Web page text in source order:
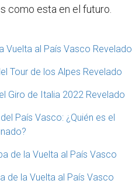
como esta en el futuro.
Vuelta al País Vasco Revelado
Tour de los Alpes Revelado
Giro de Italia 2022 Revelado
País Vasco: ¿Quién es el
de la Vuelta al País Vasco
de la Vuelta al País Vasco